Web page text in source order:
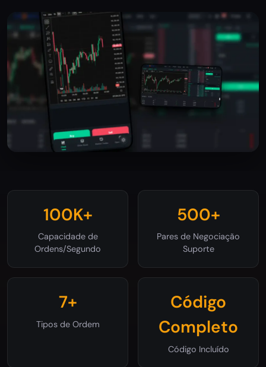
100K+
Capacidade de
Ordens/Segundo
500+
Pares de Negociação
Suporte
7+
Tipos de Ordem
Código
Completo
Código Incluído